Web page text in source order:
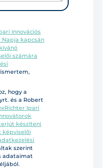
Innovációs
Napja kapcsán
számára
hogy a
és a Robert
Ipari
készíteni
képviselői
szerint
adataimat